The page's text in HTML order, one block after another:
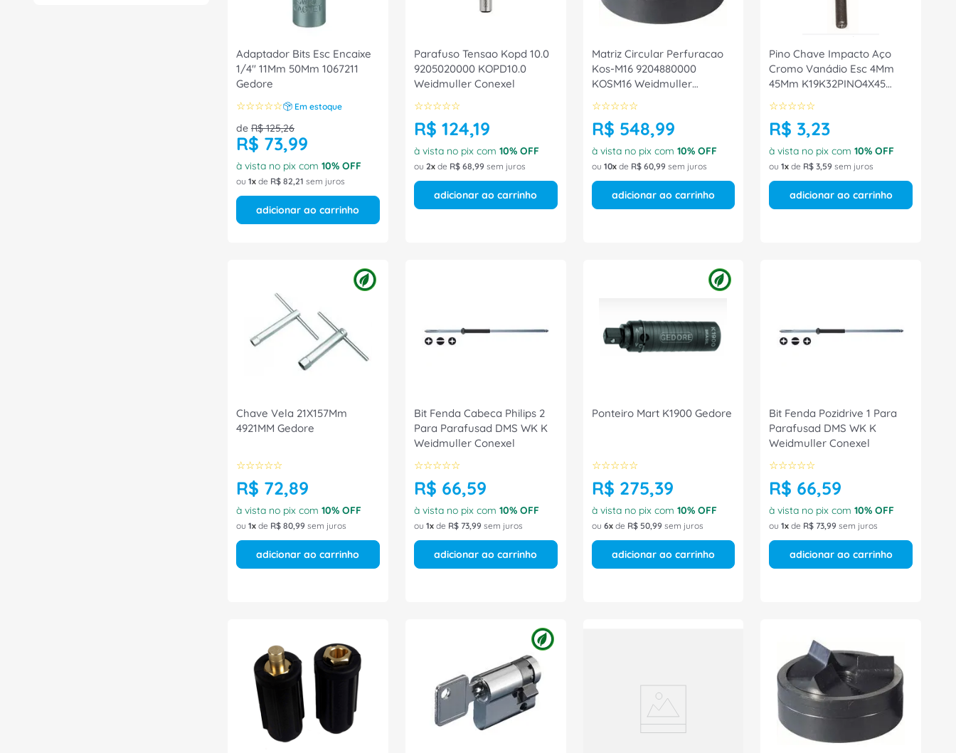
Adaptador Bits Esc Encaixe
1/4" 11Mm 50Mm 1067211
Gedore
☆☆☆☆☆ Em estoque
de R$ 125,26
R$ 73,99
à vista no pix com 10% OFF
ou 1 de R$ 82,21 sem juros
adicionar ao carrinho
Parafuso Tensao Kopd 10.0
9205020000 KOPD10.0
Weidmuller Conexel
☆☆☆☆☆
R$ 124,19
à vista no pix com 10% OFF
ou 2 de R$ 68,99 sem juros
adicionar ao carrinho
Matriz Circular Perfuracao
Kos-M16 9204880000
KOSM16 Weidmuller
Conexel
☆☆☆☆☆
R$ 548,99
à vista no pix com 10% OFF
ou 10 de R$ 60,99 sem juros
adicionar ao carrinho
Pino Chave Impacto Aço
Cromo Vanádio Esc 4Mm
45Mm K19K32PINO4X45
Gedore
☆☆☆☆☆
R$ 3,23
à vista no pix com10% OFF
ou1 de R$ 3,59 sem juros
adicionar ao carrinho
Chave Vela 21X157Mm
4921MM Gedore
☆☆☆☆☆
R$ 72,89
à vista no pix com 10% OFF
ou 1 de R$ 80,99 sem juros
adicionar ao carrinho
Bit Fenda Cabeca Philips 2
Para Parafusad DMS WK K
Weidmuller Conexel
☆☆☆☆☆
R$ 66,59
à vista no pix com 10% OFF
ou 1 de R$ 73,99 sem juros
adicionar ao carrinho
Ponteiro Mart K1900 Gedore
☆☆☆☆☆
R$ 275,39
à vista no pix com 10% OFF
ou 6 de R$ 50,99 sem juros
adicionar ao carrinho
Bit Fenda Pozidrive 1 Para
Parafusad DMS WK K
Weidmuller Conexel
☆☆☆☆☆
R$ 66,59
à vista no pix com10% OFF
ou1 de R$ 73,99 sem juros
adicionar ao carrinho